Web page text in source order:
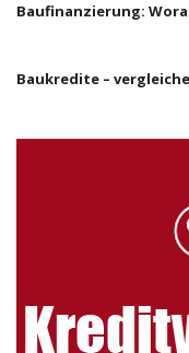
Baufinanzierung:
Baukredite –